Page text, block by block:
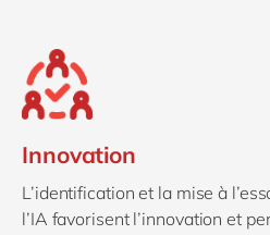
Innovation
L’identification et la mise à
l’IA favorisent l’innovation et